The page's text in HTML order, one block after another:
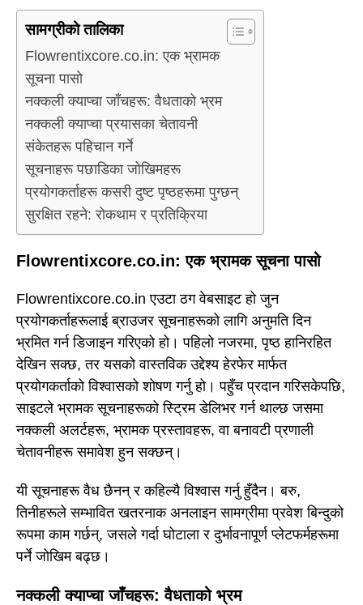
सामग्रीको तालिका
Flowrentixcore.co.in: एक भ्रामक
सूचना पासो
नक्कली क्याप्चा जाँचहरू: वैधताको भ्रम
नक्कली क्याप्चा प्रयासका चेतावनी
संकेतहरू पहिचान गर्ने
सूचनाहरू पछाडिका जोखिमहरू
प्रयोगकर्ताहरू कसरी दुष्ट पृष्ठहरूमा पुग्छन्
सुरक्षित रहने: रोकथाम र प्रतिक्रिया
Flowrentixcore.co.in: एक भ्रामक सूचना पासो
Flowrentixcore.co.in एउटा ठग वेबसाइट हो जुन
प्रयोगकर्ताहरूलाई ब्राउजर सूचनाहरूको लागि अनुमति दिन
भ्रमित गर्न डिजाइन गरिएको हो। पहिलो नजरमा, पृष्ठ हानिरहित
देखिन सक्छ, तर यसको वास्तविक उद्देश्य हेरफेर मार्फत
प्रयोगकर्ताको विश्वासको शोषण गर्नु हो। पहुँच प्रदान गरिसकेपछि,
साइटले भ्रामक सूचनाहरूको स्ट्रिम डेलिभर गर्न थाल्छ जसमा
नक्कली अलर्टहरू, भ्रामक प्रस्तावहरू, वा बनावटी प्रणाली
चेतावनीहरू समावेश हुन सक्छन्।
यी सूचनाहरू वैध छैनन् र कहिल्यै विश्वास गर्नु हुँदैन। बरु,
तिनीहरूले सम्भावित खतरनाक अनलाइन सामग्रीमा प्रवेश बिन्दुको
रूपमा काम गर्छन्, जसले गर्दा घोटाला र दुर्भावनापूर्ण प्लेटफर्महरूमा
पर्ने जोखिम बढ्छ।
नक्कली क्याप्चा जाँचहरू: वैधताको भ्रम